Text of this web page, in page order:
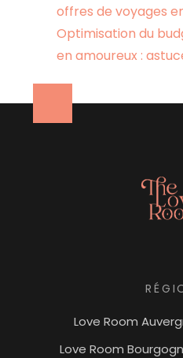
offres de voyages
Optimisation du
en amoureux :
Love Room
Love Room